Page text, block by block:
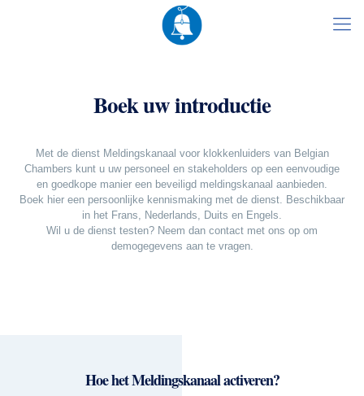
Boek uw introductie
Met de dienst Meldingskanaal voor klokkenluiders van Belgian
Chambers kunt u uw personeel en stakeholders op een eenvoudige
en goedkope manier een beveiligd meldingskanaal aanbieden.
Boek hier een persoonlijke kennismaking met de dienst. Beschikbaar
in het Frans, Nederlands, Duits en Engels.
Wil u de dienst testen? Neem dan contact met ons op om
demogegevens aan te vragen.
Hoe het Meldingskanaal activeren?